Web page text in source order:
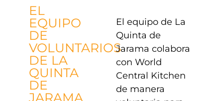
EL
EQUIPO
DE
VOLUNTARIOS
DE LA
QUINTA
DE
JARAMA
El equipo de La
Quinta de
Jarama colabora
con World
Central Kitchen
de manera